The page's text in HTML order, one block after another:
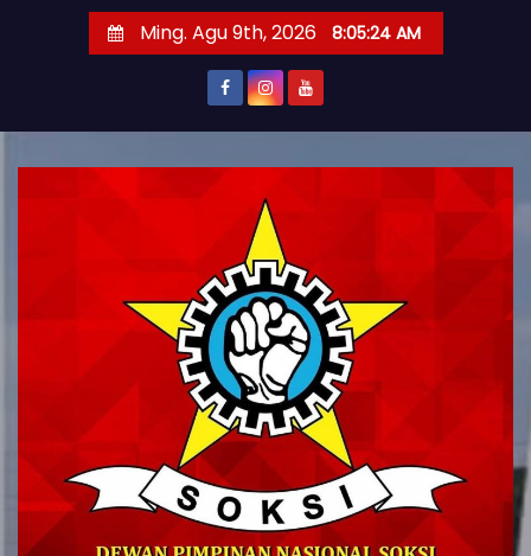
Ming. Agu 9th, 2026 8:05:26 AM